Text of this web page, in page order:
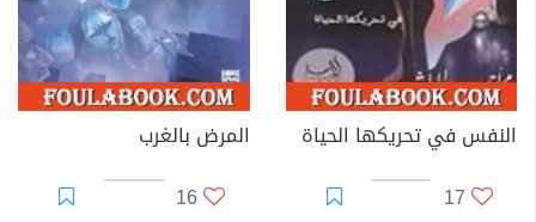
النفس في تحريكها الحياة
17
المرض بالغرب
16